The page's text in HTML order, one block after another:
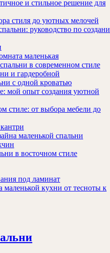
и стильное решение для
стиля до уютных мелочей
руководство по
маленькая
в современном стиле
и гардеробной
с одной кроватью
мой опыт создания уютной
стиле: от выбора мебели до
маленькой спальни
в восточном стиле
под ламинат
маленькой кухни от тесноты к
Дизайн